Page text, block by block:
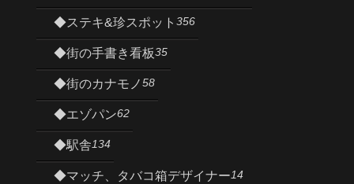
◆ステキ&珍スポット 356
◆街の手書き看板35
◆街のカナモノ58
◆エゾパン62
◆駅舎134
◆マッチ、タバコ箱デザイナー14